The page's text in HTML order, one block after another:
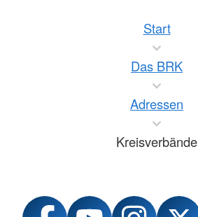
Start
Das BRK
Adressen
Kreisverbände